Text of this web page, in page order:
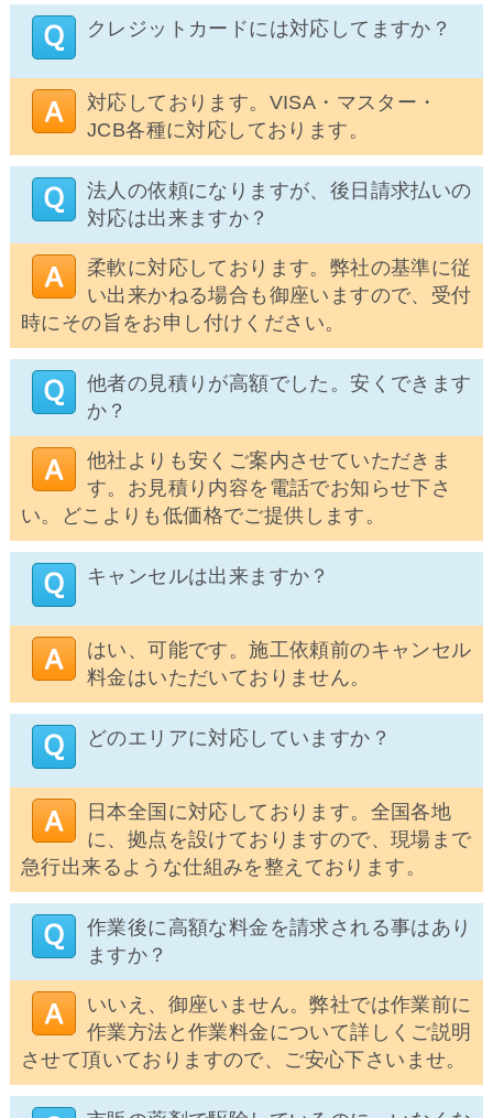
クレジットカードには対応してますか？
対応しております。VISA・マスター・
JCB各種に対応しております。
法人の依頼になりますが、後日請求払いの
対応は出来ますか？
柔軟に対応しております。弊社の基準に従
い出来かねる場合も御座いますので、受付
時にその旨をお申し付けください。
他者の見積りが高額でした。安くできます
か？
他社よりも安くご案内させていただきま
す。お見積り内容を電話でお知らせ下さ
い。どこよりも低価格でご提供します。
キャンセルは出来ますか？
はい、可能です。施工依頼前のキャンセル
料金はいただいておりません。
どのエリアに対応していますか？
日本全国に対応しております。全国各地
に、拠点を設けておりますので、現場まで
急行出来るような仕組みを整えております。
作業後に高額な料金を請求される事はあり
ますか？
いいえ、御座いません。弊社では作業前に
作業方法と作業料金について詳しくご説明
させて頂いておりますので、ご安心下さいませ。